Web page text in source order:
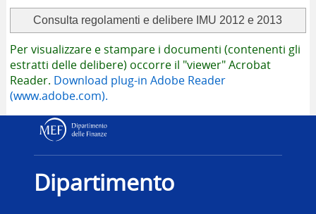
Per visualizzare e stampare i documenti (contenenti gli
estratti delle delibere) occorre il "viewer" Acrobat
Reader. Download plug-in Adobe Reader
(www.adobe.com).
Dipartimento delle
Dipartimento